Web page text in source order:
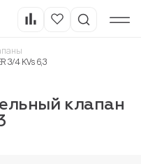
3/4 KVs 6,3
клапан